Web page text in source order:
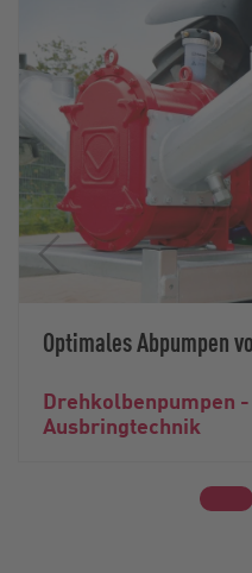
Optimales Abpumpen
Drehkolbenpumpen
Ausbringtechnik